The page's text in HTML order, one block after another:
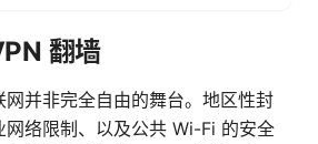
翻墙
并非完全自由的舞台。地区性封
网络限制、以及公共 Wi-Fi 的安全